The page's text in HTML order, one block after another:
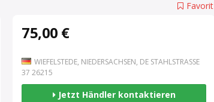
Favorit
75,00 €
WIEFELSTEDE, NIEDERSACHSEN, DE STAHLSTRASSE 3
7 26215
Jetzt Händler kontaktieren